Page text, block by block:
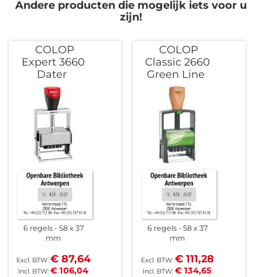
Andere producten die mogelijk iets voor u
zijn!
COLOP
Expert 3660
Dater
6 regels
58 x 37
mm
€ 106,04
€ 87,64
COLOP
Classic 2660
Green Line
6 regels
58 x 37
mm
€ 134,65
€ 111,28